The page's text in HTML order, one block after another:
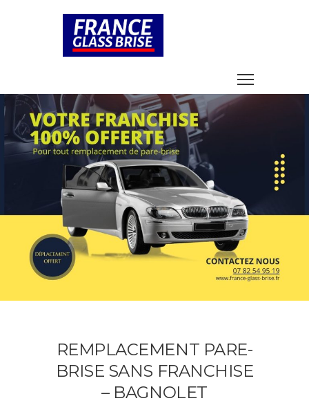
REMPLACEMENT PARE-
BRISE SANS FRANCHISE
– BAGNOLET